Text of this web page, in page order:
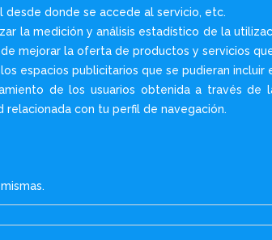
donde se accede al servicio, etc.
la medición y análisis estadístico de la
mejorar la oferta de productos y servicios
espacios publicitarios que se pudieran incluir
de los usuarios obtenida a través de
con tu perfil de navegación.